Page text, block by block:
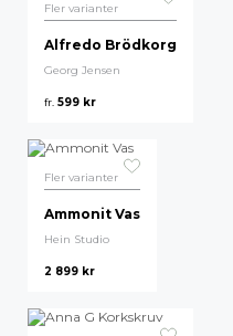
Fler varianter
Alfredo Brödkorg
Georg Jensen
fr. 599 kr
Fler varianter
Ammonit Vas
Hein Studio
2 899 kr